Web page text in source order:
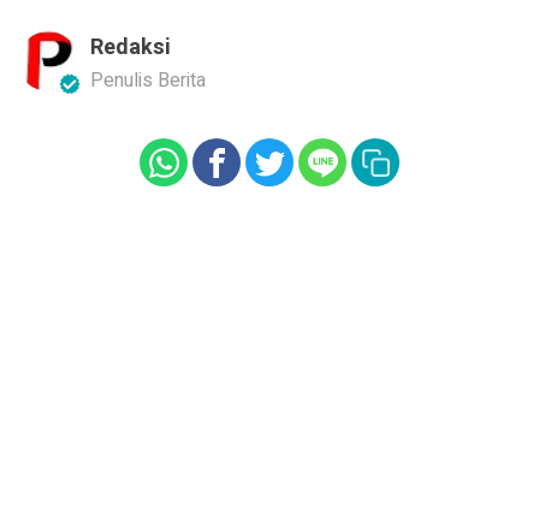
Redaksi
Penulis Berita